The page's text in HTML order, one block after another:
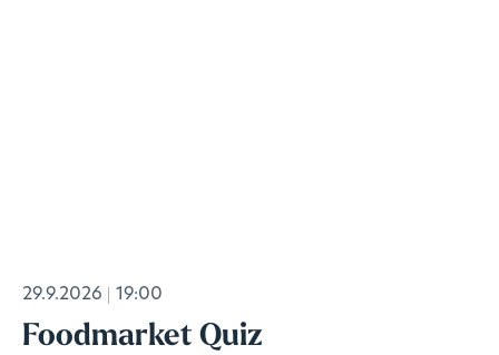
29.9.2026 19:00
Foodmarket Quiz